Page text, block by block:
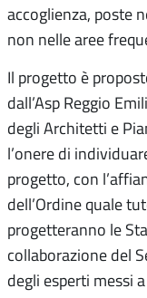
accoglienza, poste
non nelle aree
Il progetto è
dall’Asp Reggio
degli Architetti e
l’onere di
progetto, con
dell’Ordine quale
progetteranno le
collaborazione del
degli esperti messi